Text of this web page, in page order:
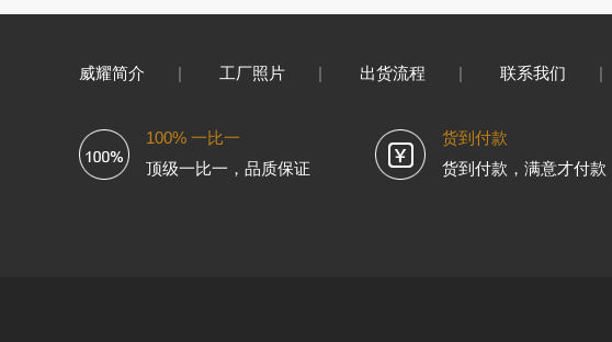
威耀简介 工厂照片 出货流程 联系我们
100% 一比一
顶级一比一，品质保证
货到付款
货到付款，满意才付款